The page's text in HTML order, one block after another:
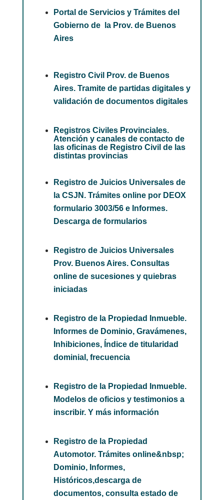
Portal de Servicios y Trámites del
Gobierno de la Prov. de Buenos
Aires
Registro Civil Prov. de Buenos
Aires. Tramite de partidas digitales y
validación de documentos digitales
Registros Civiles Provinciales.
Atención y canales de contacto de
las oficinas de Registro Civil de las
distintas provincias
Registro de Juicios Universales de
la CSJN. Trámites online por DEOX
formulario 3003/56 e Informes.
Descarga de formularios
Registro de Juicios Universales
Prov. Buenos Aires. Consultas
online de sucesiones y quiebras
iniciadas
Registro de la Propiedad Inmueble.
Informes de Dominio, Gravámenes,
Inhibiciones, Índice de titularidad
dominial, frecuencia
Registro de la Propiedad Inmueble.
Modelos de oficios y testimonios a
inscribir. Y más información
Registro de la Propiedad
Automotor. Trámites online&nbsp;
Dominio, Informes,
Históricos,descarga de
documentos, consulta estado de